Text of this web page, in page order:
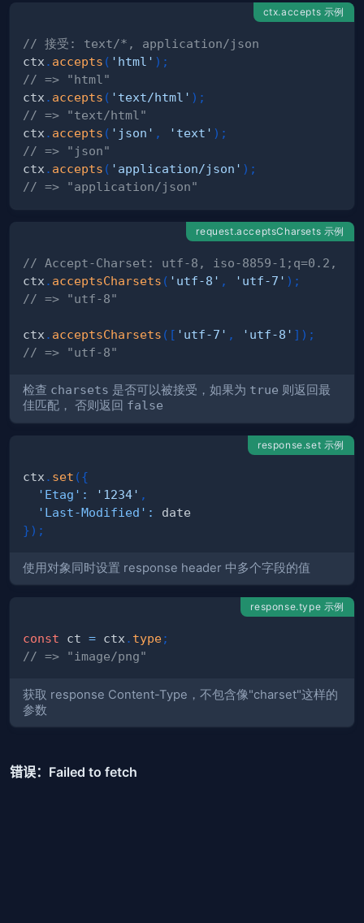
ctx.accepts 示例
// 接受: text/*, application/json
ctx . accepts ( 'html' ) ;
// => "html"
ctx . accepts ( 'text/html' ) ;
// => "text/html"
ctx . accepts ( 'json' , 'text' ) ;
// => "json"
ctx . accepts ( 'application/json' ) ;
// => "application/json"
request.acceptsCharsets 示例
// Accept-Charset: utf-8, iso-8859-1;q=0.2,
ctx . acceptsCharsets ( 'utf-8' , 'utf-7' ) ;
// => "utf-8"
ctx . acceptsCharsets ( [ 'utf-7' , 'utf-8' ] ) ;
// => "utf-8"
检查 charsets 是否可以被接受，如果为 true 则返回最
佳匹配， 否则返回 false
response.set 示例
ctx . set ({
'Etag' : '1234' ,
'Last-Modified' :
}) ;
使用对象同时设置 response header 中多个字段的值
response.type 示例
const ct = ctx. type;
// => "image/png"
获取 response Content-Type，不包含像"charset"这样的
参数